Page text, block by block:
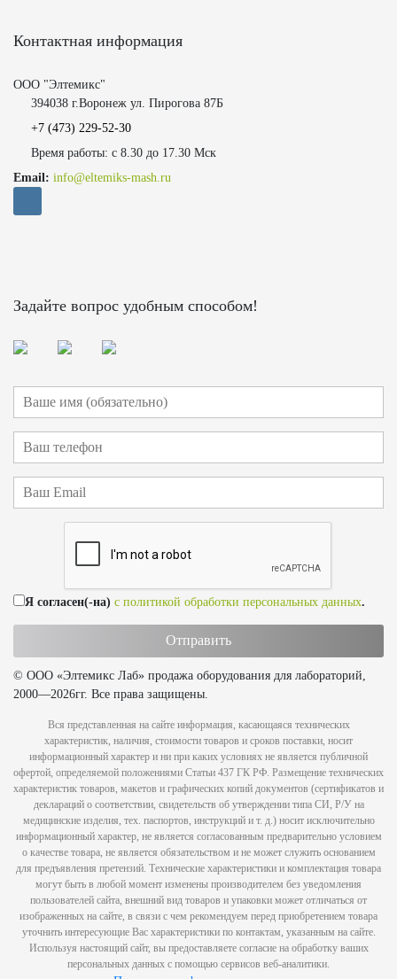
Контактная информация
ООО "Элтемикс"
394038 г.Воронеж ул. Пирогова 87Б
+7 (473) 229-52-30
Время работы: с 8.30 до 17.30 Мск
Email: info@eltemiks-mash.ru
Задайте вопрос удобным способом!
Я согласен(-на) с политикой обработки персональных данных.
© ООО «Элтемикс Лаб» продажа оборудования для лабораторий,
2000—2026гг. Все права защищены.
Вся представленная на сайте информация, касающаяся технических
характеристик, наличия, стоимости товаров и сроков поставки, носит
информационный характер и ни при каких условиях не является публичной
офертой, определяемой положениями Статьи 437 ГК РФ. Размещение технических
характеристик товаров, макетов и графических копий документов (сертификатов и
деклараций о соответствии, свидетельств об утверждении типа СИ, Р/У на
медицинские изделия, тех. паспортов, инструкций и т. д.) носит исключительно
информационный характер, не является согласованным предварительно условием
о качестве товара, не является обязательством и не может служить основанием
для предъявления претензий. Технические характеристики и комплектация товара
могут быть в любой момент изменены производителем без уведомления
пользователей сайта, внешний вид товаров и упаковки может отличаться от
изображенных на сайте, в связи с чем рекомендуем перед приобретением товара
уточнить интересующие Вас характеристики по контактам, указанным на сайте.
Используя настоящий сайт, вы предоставляете согласие на обработку ваших
персональных данных с помощью сервисов веб-аналитики.